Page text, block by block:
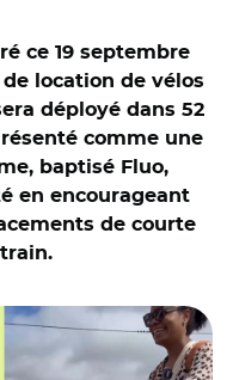
ce 19 septembre
location de vélos
déployé dans 52
comme une
baptisé Fluo,
en encourageant
de courte